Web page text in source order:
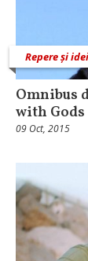
Repere și idei
Omnibus
with Gods
09 Oct, 2015